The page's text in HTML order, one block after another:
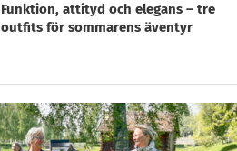
Funktion, attityd och elegans – tre
outfits för sommarens äventyr